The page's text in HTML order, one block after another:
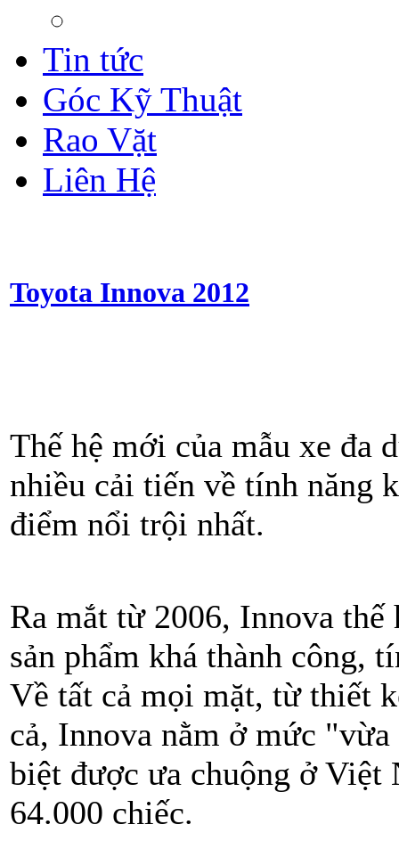
Tin tức
Góc Kỹ Thuật
Rao Vặt
Liên Hệ
Toyota Innova 2012
Thế hệ mới của mẫu xe đa
nhiều cải tiến về tính năng
điểm nổi trội nhất.
Ra mắt từ 2006, Innova
sản phẩm khá thành công,
Về tất cả mọi mặt, từ thiết
cả, Innova nằm ở mức
biệt được ưa chuộng ở Việt
64.000 chiếc.